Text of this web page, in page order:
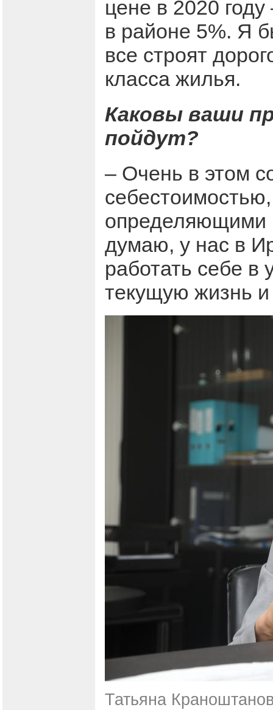
цене в 2020
в районе 5%. Я
все строят
класса жилья.
Каковы ваши
пойдут?
– Очень в этом
определяющими
думаю, у нас в
работать себе в
текущую жизнь
Татьяна